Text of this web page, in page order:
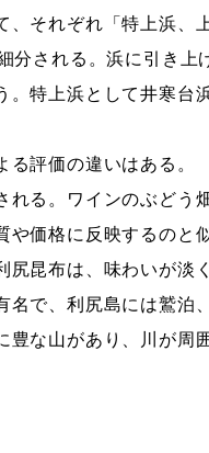
それぞれ「特上浜、
分される。浜に引き上
特上浜として井寒台
評価の違いはある。
る。ワインのぶどう
価格に反映するのと
昆布は、味わいが淡
で、利尻島には鷲泊
な山があり、川が周